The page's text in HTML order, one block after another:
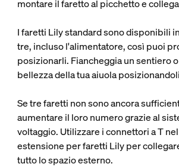
montare il faretto al picchetto e
I faretti Lily standard sono disponibili
tre, incluso l'alimentatore, così puoi
posizionarli. Fiancheggia un sentiero
bellezza della tua aiuola
Se tre faretti non sono ancora
aumentare il loro numero grazie al
voltaggio. Utilizzare i connettori a T
estensione per faretti Lily per
tutto lo spazio esterno.